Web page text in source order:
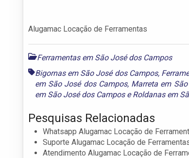
Alugamac Locação de Ferramentas
Ferramentas em São José dos Campos
Bigornas em São José dos Campos,
em São José dos Campos, Marreta em
em São José dos CamposeRoldanas em
Pesquisas Relacionadas
Whatsapp Alugamac Locação de
Suporte Alugamac Locação de
Atendimento Alugamac Locação de